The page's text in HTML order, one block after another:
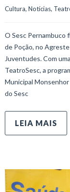
Cultura, Notícias,
O Sesc Pernambuco
de Poção, no
Juventudes. Com
TeatroSesc, a
Municipal
do Sesc
LEIA MAIS